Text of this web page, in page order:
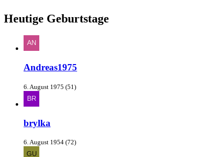
Heutige Geburtstage
Andreas1975
6. August 1975 (51)
brylka
6. August 1954 (72)